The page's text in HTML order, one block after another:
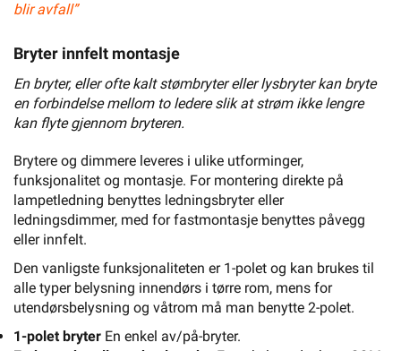
blir avfall”
Bryter innfelt montasje
En bryter, eller ofte kalt stømbryter eller lysbryter kan bryte
en forbindelse mellom to ledere slik at strøm ikke lengre
kan flyte gjennom bryteren.
Brytere og dimmere leveres i ulike utforminger,
funksjonalitet og montasje. For montering direkte på
lampetledning benyttes ledningsbryter eller
ledningsdimmer, med for fastmontasje benyttes påvegg
eller innfelt.
Den vanligste funksjonaliteten er 1-polet og kan brukes til
alle typer belysning innendørs i tørre rom, mens for
utendørsbelysning og våtrom må man benytte 2-polet.
1-polet bryter En enkel av/på-bryter.